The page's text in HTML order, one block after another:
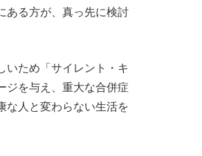
ある方が、真っ先に検討
いため「サイレント・キ
ジを与え、重大な合併症
な人と変わらない生活を